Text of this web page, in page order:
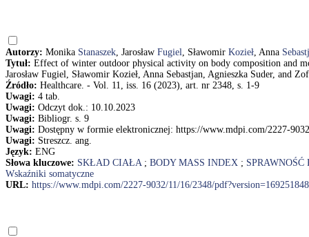
Autorzy: Monika Stanaszek, Jarosław Fugiel, Sławomir Kozieł, Anna
Tytuł: Effect of winter outdoor physical activity on body composition and
Jarosław Fugiel, Sławomir Kozieł, Anna Sebastjan, Agnieszka Suder, and
Źródło: Healthcare. - Vol. 11, iss. 16 (2023), art. nr 2348, s. 1-9
Uwagi: 4 tab.
Uwagi: Odczyt dok.: 10.10.2023
Uwagi: Bibliogr. s. 9
Uwagi: Dostępny w formie elektronicznej: https://www.mdpi.com/2227-
Uwagi: Streszcz. ang.
Język: ENG
Słowa kluczowe: SKŁAD CIAŁA; BODY MASS INDEX ; SPRAWNOŚĆ
Wskaźniki somatyczne
URL: https://www.mdpi.com/2227-9032/11/16/2348/